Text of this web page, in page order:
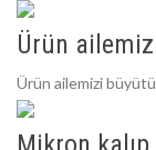
Ürün
Ürün ailemizi